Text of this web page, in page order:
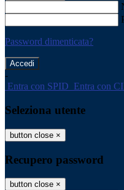
Password dimenticata?
-
Entra con SPID Entra con
Seleziona utente
button close ×
Recupero password
button close ×